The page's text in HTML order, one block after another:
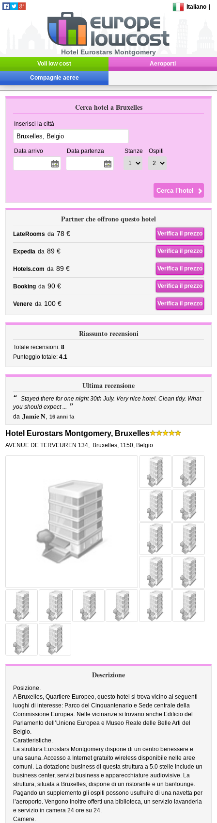
Italiano
Hotel Eurostars Montgomery
Voli low cost Aeroporti
Compagnie aeree
Cerca hotel a Bruxelles
Inserisci la città
Data arrivo Data partenza Stanze Ospiti
Partner che offrono questo hotel
LateRooms da 78 € Verifica il prezzo
Expedia da 89 € Verifica il prezzo
Hotels.com da 89 € Verifica il prezzo
Booking da 90 € Verifica il prezzo
Venere da 100 € Verifica il prezzo
Riassunto recensioni
Totale recensioni:8
Punteggio totale:4.1
Ultima recensione
“ Stayed there for one night 30th July. Very nice hotel. Clean tidy. What
you should expect ... ”
da Jamie N, 16 anni fa
Hotel Eurostars Montgomery, Bruxelles
AVENUE DE TERVEUREN 134, Bruxelles, 1150, Belgio
Descrizione
Posizione.
A Bruxelles, Quartiere Europeo, questo hotel si trova vicino ai seguenti
luoghi di interesse: Parco del Cinquantenario e Sede centrale della
Commissione Europea. Nelle vicinanze si trovano anche Edificio del
Parlamento dell’Unione Europea e Museo Reale delle Belle Arti del
Belgio.
Caratteristiche.
La struttura Eurostars Montgomery dispone di un centro benessere e
una sauna. Accesso a Internet gratuito wireless disponibile nelle aree
comuni. La dotazione business di questa struttura a 5.0 stelle include un
business center, servizi business e apparecchiature audiovisive. La
struttura, situata a Bruxelles, dispone di un ristorante e un bar/lounge.
Pagando un supplemento gli ospiti possono usufruire di una navetta per
l’aeroporto. Vengono inoltre offerti una biblioteca, un servizio lavanderia
e servizio in camera 24 ore su 24.
Camere.